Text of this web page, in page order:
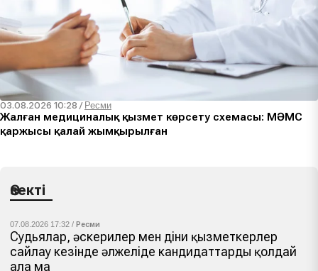
03.08.2026 10:28 / Ресми
Жалған медициналық қызмет көрсету схемасы: МӘМС
қаржысы қалай жымқырылған
Өзекті
07.08.2026 17:32 / Ресми
Судьялар, әскерилер мен діни қызметкерлер
сайлау кезінде әлжеліде кандидаттарды қолдай
ала ма